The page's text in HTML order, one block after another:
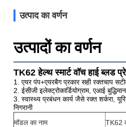
उत्पाद का वर्णन
उत्पादों का वर्णन
TK62 हेल्थ स्मार्ट वॉच हाई ब्लड
1. एयर पंप+एयरबैग प्रकार सही रक्तचाप
2. ईसीजी इलेक्ट्रोकार्डियोग्राम, एआई
3. स्वास्थ्य प्रबंधन कार्य जैसे रक्त शर्करा,
निगरानी
मॉडल का नाम
TK62